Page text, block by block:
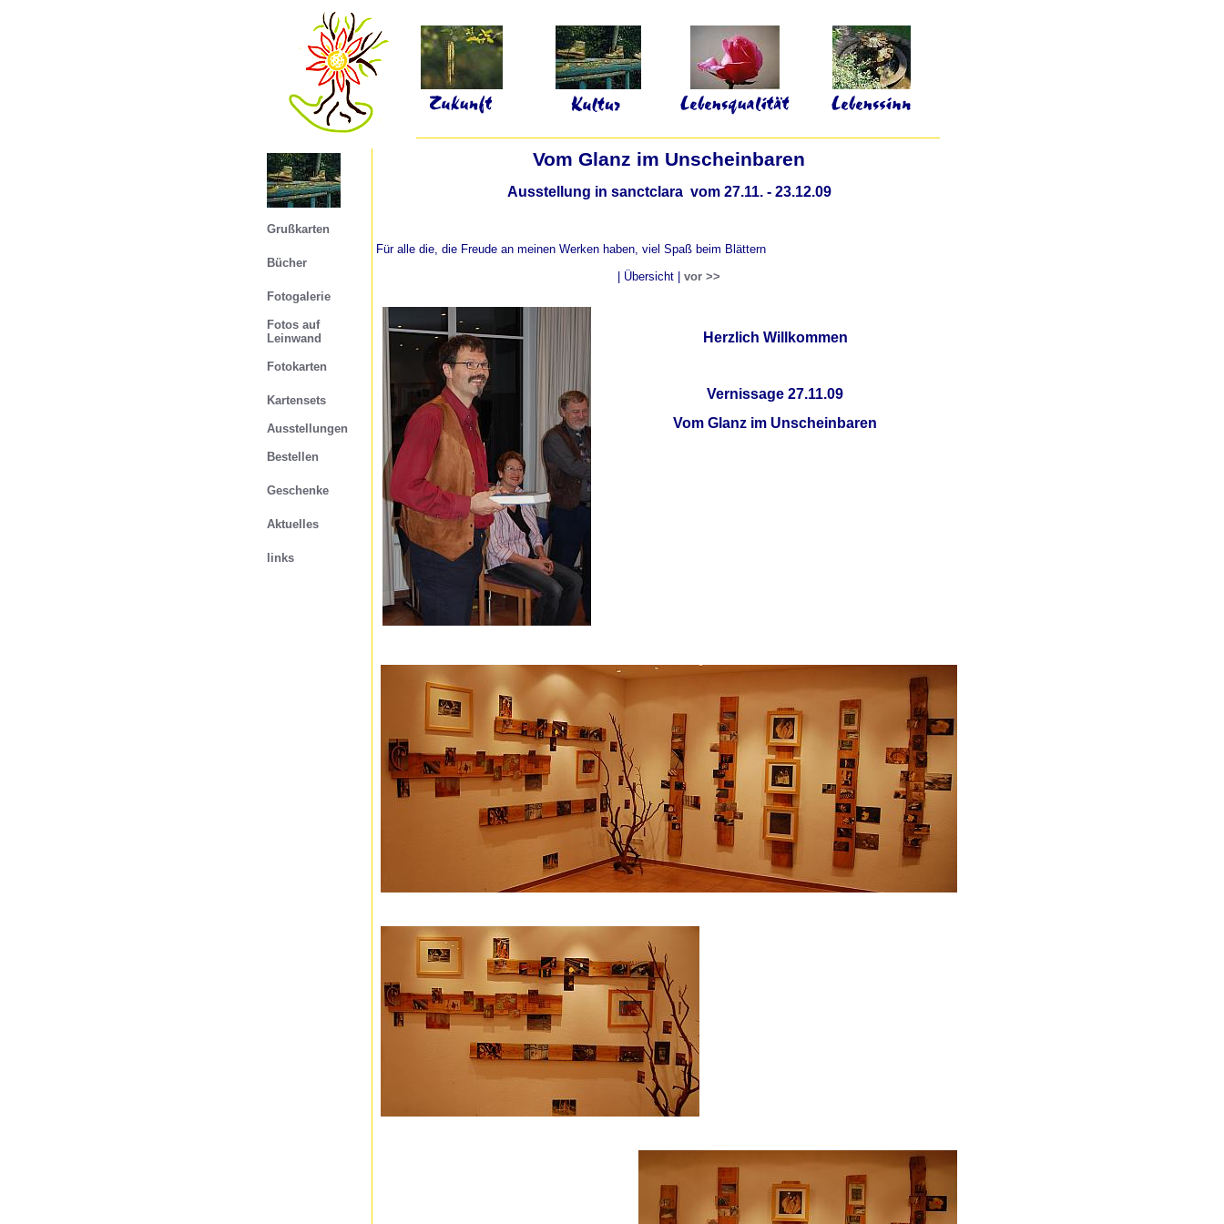
Grußkarten
Bücher
Fotogalerie
Fotos auf
Leinwand
Fotokarten
Kartensets
Ausstellungen
Bestellen
Geschenke
Aktuelles
links
Vom Glanz im Unscheinbaren
Ausstellung in sanctclara vom 27.11. - 23.12.09
Für alle die, die Freude an meinen Werken haben, viel Spaß beim Blättern
| Übersicht | vor >>
Herzlich Willkommen
Vernissage 27.11.09
Vom Glanz im Unscheinbaren